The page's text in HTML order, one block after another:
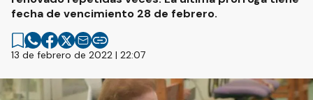
fecha de vencimiento 28 de febrero.
13 de febrero de 2022 | 22:07